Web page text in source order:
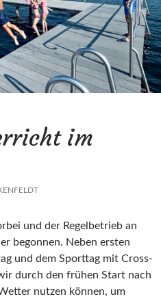
im
und der Regelbetrieb an
begonnen. Neben ersten
und dem Sporttag mit Cross-
durch den frühen Start nach
nutzen können, um